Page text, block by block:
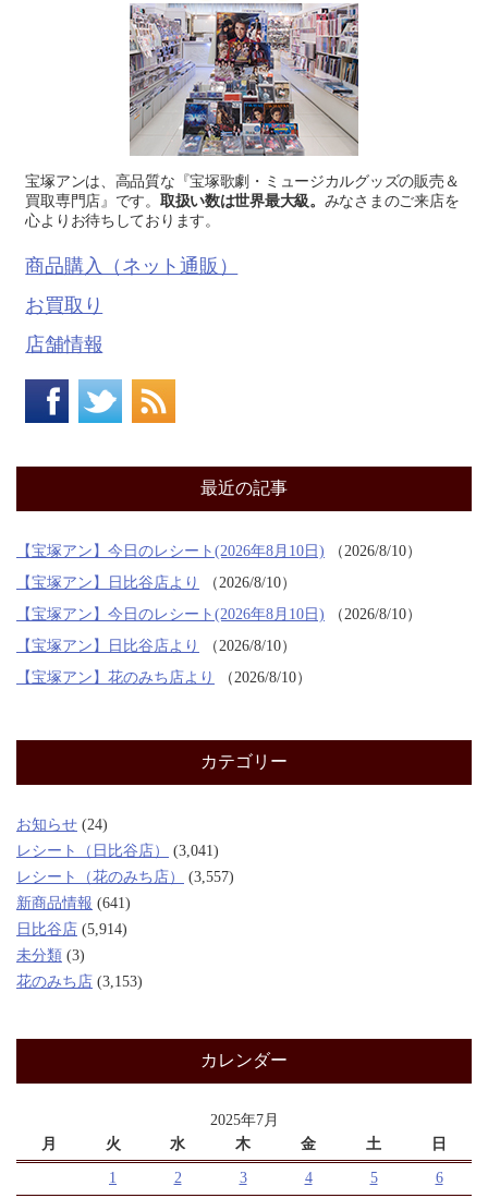
宝塚アンは、高品質な『宝塚歌劇・ミュージカルグッズの販売＆
買取専門店』です。 取扱い数は世界最大級。 みなさまのご来店を
心よりお待ちしております。
商品購入（ネット通販）
お買取り
店舗情報
最近の記事
【宝塚アン】今日のレシート(2026年8月10日)
2026/8/10
【宝塚アン】日比谷店より
2026/8/10
【宝塚アン】今日のレシート(2026年8月10日)
2026/8/10
【宝塚アン】日比谷店より
2026/8/10
【宝塚アン】花のみち店より
2026/8/10
カテゴリー
お知らせ (24)
レシート（日比谷店）
(3,041)
レシート（花のみち店）
(3,557)
新商品情報 (641)
日比谷店 (5,914)
未分類 (3)
花のみち店 (3,153)
カレンダー
2025年7月
月
火 水 木 金 土 日
1 2 3 4 5
6